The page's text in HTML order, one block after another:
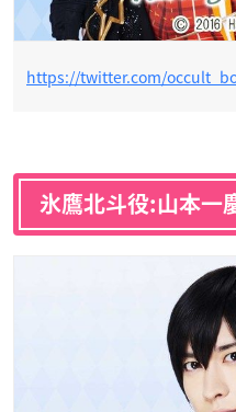
https://twitter.com/
氷鷹北斗役:山本一